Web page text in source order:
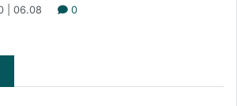
| 06.08 0